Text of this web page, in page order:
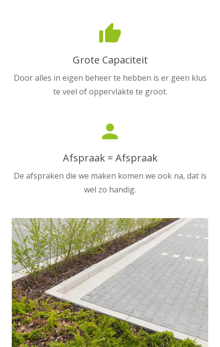
thumb_up
Grote Capaciteit
Door alles in eigen beheer te hebben is er geen klus
te veel of oppervlakte te groot.
person
Afspraak = Afspraak
De afspraken die we maken komen we ook na, dat is
wel zo handig.